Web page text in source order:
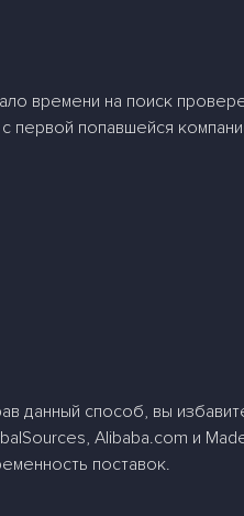
времени на поиск
первой попавшейся
данный способ, вы
Alibaba.com и
поставок.